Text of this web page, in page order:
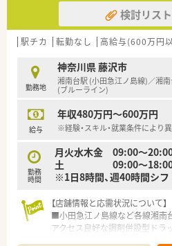
【こんな取り組みをしています】
■全薬剤師と調剤スタッフを対
とした教育研修を毎月実施して
宅医療に関する勉強会も開催し
■産前産後休暇や育児休職制度
い環境づくりに尽力しています。
【やりがい/おすすめポイント】
■内科、消化器科、眼科、皮膚科
■駅から徒歩3分と非常に近く通
ども負担が少ない好立地です。
■地域密着の法人でありながら
検討リス
駅チカ 転勤なし 高給与(600万円
勤務地
神奈川県 藤沢市
湘南台駅 (小田急江ノ島線)／湘
(ブルーライン)
給与
年収480万円～600万円
※経験・スキル・就業条件により
勤務
時間
月火水木金 09:00～20:00
土 09:00～18:00（
※1日8時間、週40時間シ
【店舗情報と応需状況について】
■小田急江ノ島線など各線湘南
アクセス良好な調剤併設型ドラ